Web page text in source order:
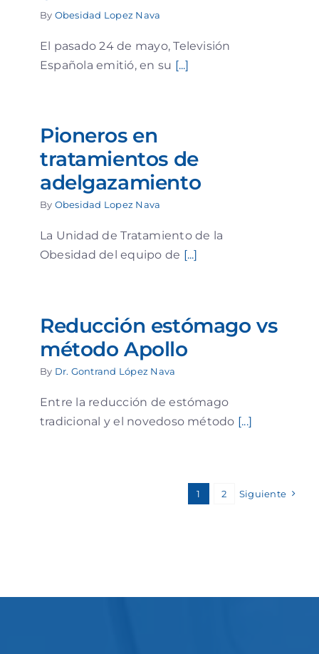
By Obesidad Lopez Nava
El pasado 24 de mayo, Televisión
Española emitió, en su [...]
Pioneros en
tratamientos de
adelgazamiento
By Obesidad Lopez Nava
La Unidad de Tratamiento de la
Obesidad del equipo de [...]
Reducción estómago vs
método Apollo
By Dr. Gontrand López Nava
Entre la reducción de estómago
tradicional y el novedoso método [...]
1 2 Siguiente